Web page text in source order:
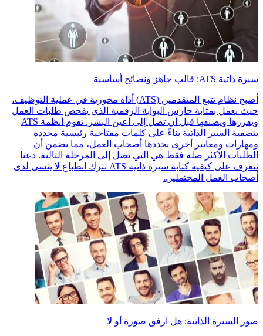
سيرة ذاتية ATS: قالب جاهز ونصائح أساسية
أصبح نظام تتبع المتقدمين (ATS) أداة محورية في عملية التوظيف،
حيث يعمل بمثابة حارس البوابة الرقمية الذي يفحص طلبات العمل
ويفرزها ويصنفها قبل أن تصل إلى أعين البشر. تقوم أنظمة ATS
بتصفية السير الذاتية بناءً على كلمات مفتاحية رئيسية محددة
ومهارات ومعايير أخرى يحددها أصحاب العمل، مما يضمن أن
الطلبات الأكثر صلة فقط هي التي تصل إلى المرحلة التالية. دعنا
نتعرف على كيفية كتابة سيرة ذاتية ATS تترك انطباع لا ينسى لدى
أصحاب العمل المحتملين.
صور السيرة الذاتية: هل ارفق صورة أو لا